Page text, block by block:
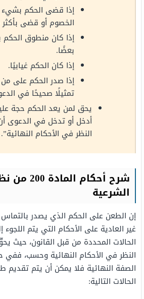
إذا قضى الحكم بشيء
الخصوم أو قضى
إذا كان منطوق
بعضًا.
إذا كان الحكم غيابيًا.
إذا صدر الحكم على
تمثيلًا صحيحًا في
يحق لمن يعد الحكم حجة
أدخل أو تدخل في الدعوى
النظر في الأحكام النهائية”.
شرح أحكام
الشرعية
إن الطعن على الحكم الذي يصدر
غير العادية على الأحكام التي يتم
الحالات المحددة من قبل القانون، حيث
النظر في الأحكام النهائية وحسب،
الصفة النهائية فلا يمكن أن يتم تقديم
الحالات التالية: